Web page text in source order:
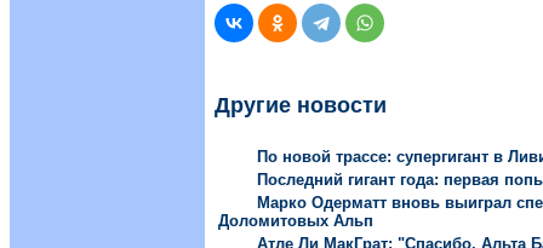
Другие новости
По новой трассе: супергигант в
Последний гигант года: первая
Марко Одерматт вновь выиграл
Доломитовых Альп
Атле Ли МакГрат: "Спасибо, Альта